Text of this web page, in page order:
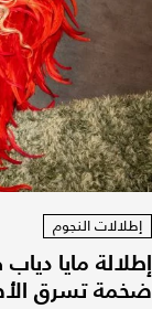
إطلالات النجوم
إطلالة مايا
ضخمة تسرق